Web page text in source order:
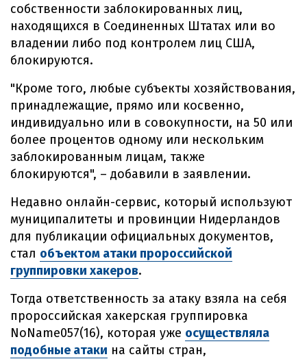
собственности заблокированных лиц,
находящихся в Соединенных Штатах или во
владении либо под контролем лиц США,
блокируются.
"Кроме того, любые субъекты хозяйствования,
принадлежащие, прямо или косвенно,
индивидуально или в совокупности, на 50 или
более процентов одному или нескольким
заблокированным лицам, также
блокируются", – добавили в заявлении.
Недавно онлайн-сервис, который используют
муниципалитеты и провинции Нидерландов
для публикации официальных документов,
стал объектом атаки пророссийской
группировки хакеров.
Тогда ответственность за атаку взяла на себя
пророссийская хакерская группировка
NoName057(16), которая уже осуществляла
подобные атаки на сайты стран,